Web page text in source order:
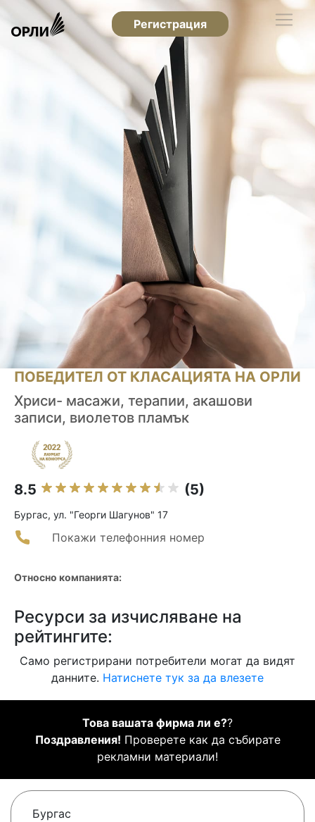
Регистрация
ПОБЕДИТЕЛ ОТ КЛАСАЦИЯТА НА ОРЛИ
Хриси- масажи, терапии, акашови
записи, виолетов пламък
8.5 (5)
Бургас, ул. "Георги Шагунов" 17
Покажи телефонния номер
Относно компанията:
Ресурси за изчисляване на
рейтингите:
Само регистрирани потребители могат да видят
данните. Натиснете тук за да влезете
Това вашата фирма ли е??
Поздравления! Проверете как да събирате
рекламни материали!
Бургас